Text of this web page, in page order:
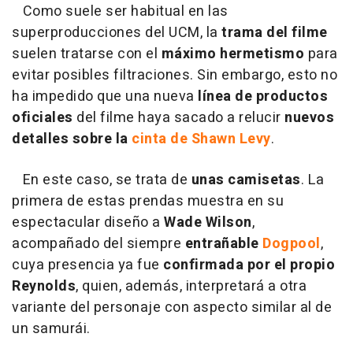
Como suele ser habitual en las
superproducciones del UCM, la trama del filme
suelen tratarse con el máximo hermetismo para
evitar posibles filtraciones. Sin embargo, esto no
ha impedido que una nueva línea de productos
oficiales del filme haya sacado a relucir nuevos
detalles sobre la cinta de Shawn Levy.
En este caso, se trata de unas camisetas. La
primera de estas prendas muestra en su
espectacular diseño a Wade Wilson,
acompañado del siempre entrañable Dogpool,
cuya presencia ya fue confirmada por el propio
Reynolds, quien, además, interpretará a otra
variante del personaje con aspecto similar al de
un samurái.